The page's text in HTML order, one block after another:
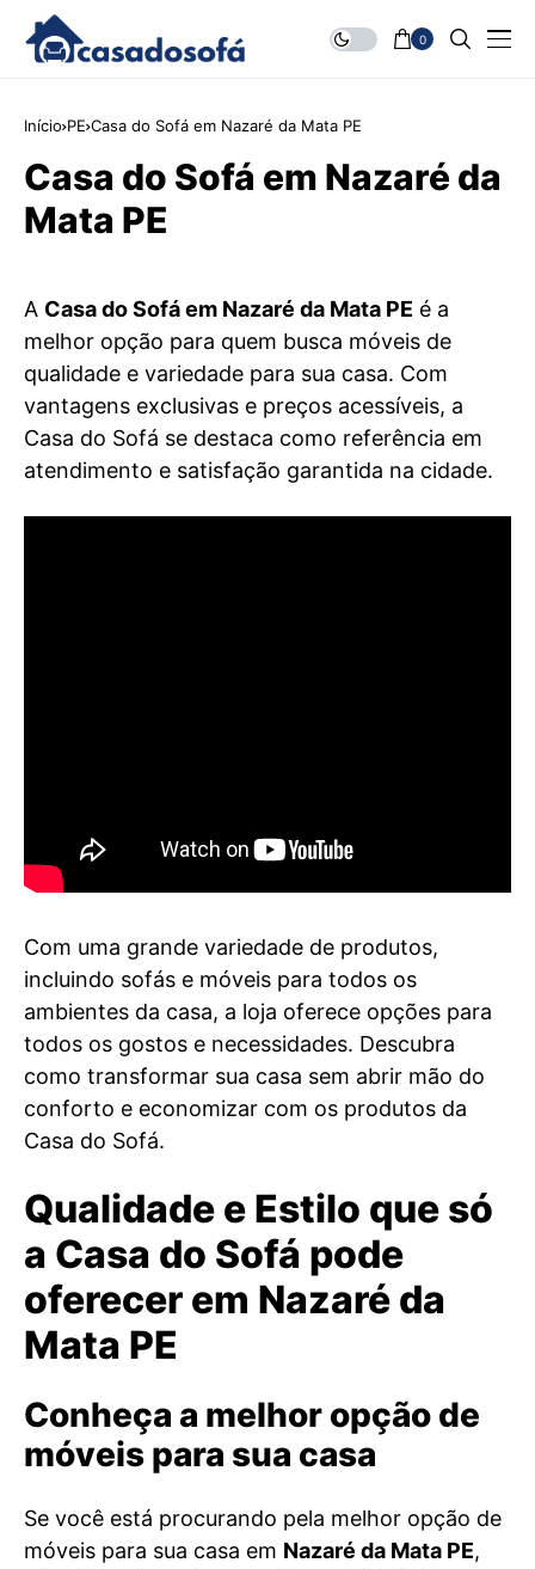
0
Início PE Casa do Sofá em Nazaré da Mata PE
Casa do Sofá em Nazaré da
Mata PE
A Casa do Sofá em Nazaré da Mata PE é a
melhor opção para quem busca móveis de
qualidade e variedade para sua casa. Com
vantagens exclusivas e preços acessíveis, a
Casa do Sofá se destaca como referência em
atendimento e satisfação garantida na cidade.
Com uma grande variedade de produtos,
incluindo sofás e móveis para todos os
ambientes da casa, a loja oferece opções para
todos os gostos e necessidades. Descubra
como transformar sua casa sem abrir mão do
conforto e economizar com os produtos da
Casa do Sofá.
Qualidade e Estilo que só
a Casa do Sofá pode
oferecer em Nazaré da
Mata PE
Conheça a melhor opção de
móveis para sua casa
Se você está procurando pela melhor opção de
móveis para sua casa em Nazaré da Mata PE,